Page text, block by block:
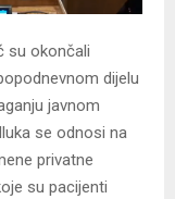
su okončali
dijelu
javnom
se odnosi na
privatne
su pacijenti